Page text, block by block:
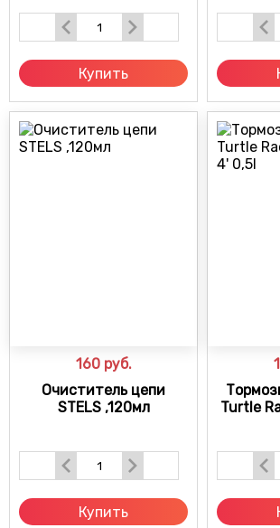
Купить
160 руб.
Очиститель цепи
STELS ,120мл
Купить
Turtle